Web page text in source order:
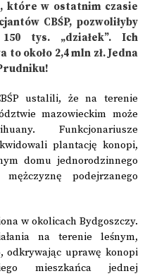
które w ostatnim czasie
CBŚP, pozwoliłyby
tys. „działek”. Ich
około 2,4 mln zł. Jedna
ustalili, że na terenie
mazowieckim może
Funkcjonariusze
plantację konopi,
domu jednorodzinnego
podejrzanego
w okolicach Bydgoszczy.
na terenie leśnym,
odkrywając uprawę konopi
mieszkańca jednej